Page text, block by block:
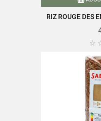
Dont acides gras
Glucides
Fibres
Protéines
RIZ ROUGE DES
